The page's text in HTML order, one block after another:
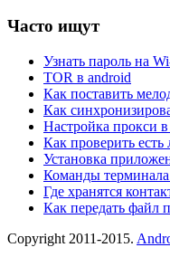
Часто ищут
Узнать пароль на
TOR в android
Как поставить
Как
Настройка прокси
Как проверить
Установка
Команды
Где хранятся
Как передать файл
Copyright 2011-2015.